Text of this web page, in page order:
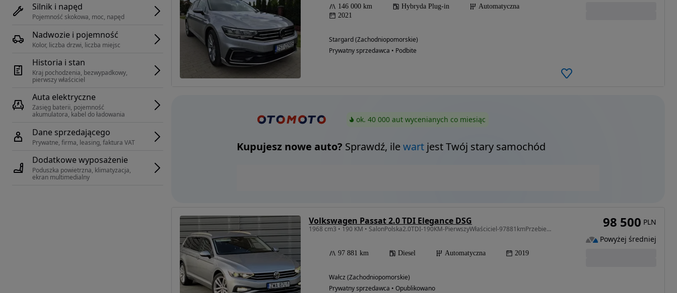
Silnik i napęd
Pojemność skokowa, moc, napęd
Nadwozie i pojemność
Kolor, liczba drzwi, liczba miejsc
Historia i stan
Kraj pochodzenia, bezwypadkowy,
pierwszy właściciel
Auta elektryczne
Zasięg baterii, pojemność
akumulatora, kabel do ładowania
Dane sprzedającego
Prywatne, firma, leasing, faktura VAT
Dodatkowe wyposażenie
Poduszka powietrzna, klimatyzacja,
ekran multimedialny
146 000 km Hybryda Plug-in
Automatyczna
2021
Stargard (Zachodniopomorskie)
Prywatny sprzedawca • Podbite
ok. 40 000 aut wycenianych co miesiąc
Kupujesz nowe auto? Sprawdź, ilewartjest Twój stary samochód
Volkswagen Passat 2.0 TDI Elegance DSG
1968 cm3 • 190 KM • SalonPolska2.0TDI-190KM-PierwszyWłaściciel-97881kmPrzebiegBezwypadkowy
97 881 km Diesel Automatyczna 2019
Wałcz (Zachodniopomorskie)
Prywatny sprzedawca • Opublikowano
98 500 PLN
Powyżej średniej